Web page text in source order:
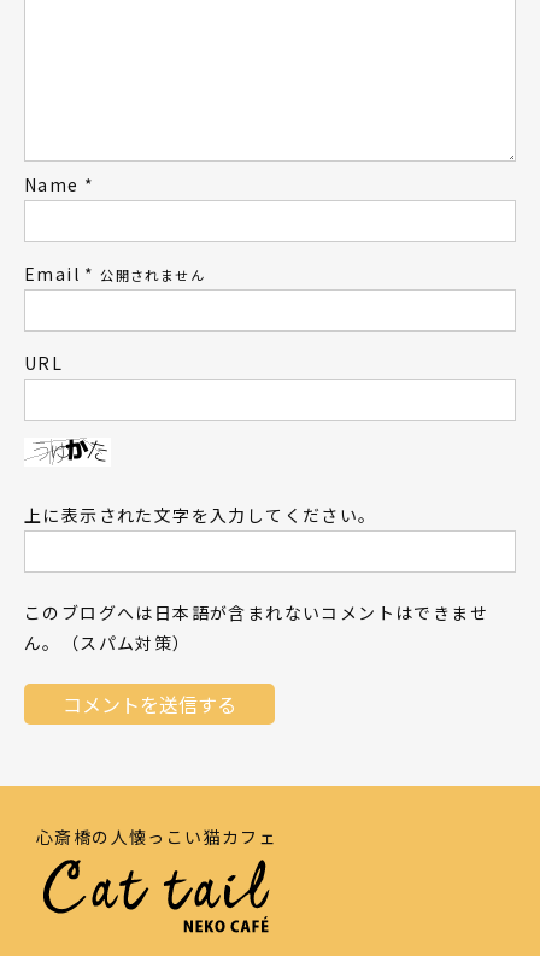
Name *
Email * 公開されません
URL
上に表示された文字を入力してください。
このブログへは日本語が含まれないコメントはできませ
ん。（スパム対策）
心斎橋の人懐っこい猫カフェ